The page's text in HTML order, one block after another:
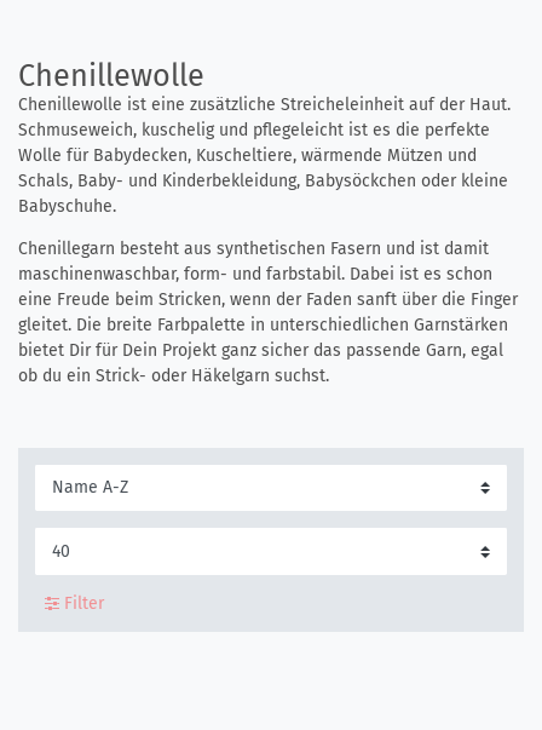
Chenillewolle
Chenillewolle ist eine zusätzliche Streicheleinheit auf der Haut.
Schmuseweich, kuschelig und pflegeleicht ist es die perfekte
Wolle für Babydecken, Kuscheltiere, wärmende Mützen und
Schals, Baby- und Kinderbekleidung, Babysöckchen oder kleine
Babyschuhe.
Chenillegarn besteht aus synthetischen Fasern und ist damit
maschinenwaschbar, form- und farbstabil. Dabei ist es schon
eine Freude beim Stricken, wenn der Faden sanft über die Finger
gleitet. Die breite Farbpalette in unterschiedlichen Garnstärken
bietet Dir für Dein Projekt ganz sicher das passende Garn, egal
ob du ein Strick- oder Häkelgarn suchst.
Filter